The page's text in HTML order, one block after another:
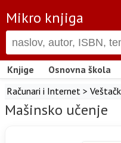
Mikro knjiga
Knjige Osnovna škola
Računari i Internet >
Mašinsko učenje